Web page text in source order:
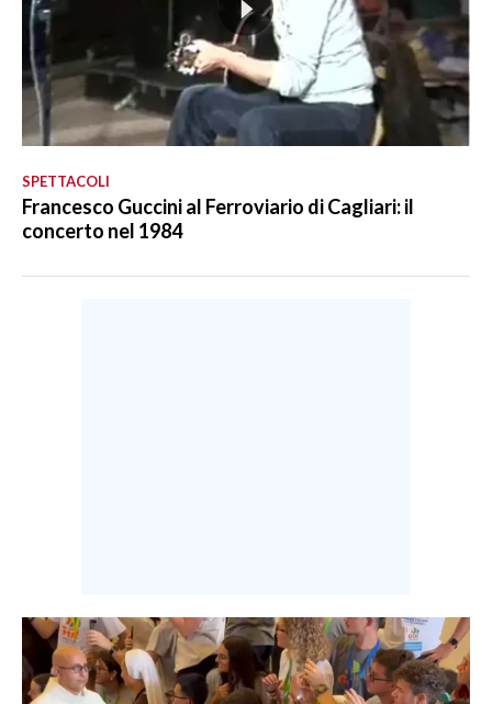
SPETTACOLI
Francesco Guccini al Ferroviario di Cagliari: il
concerto nel 1984